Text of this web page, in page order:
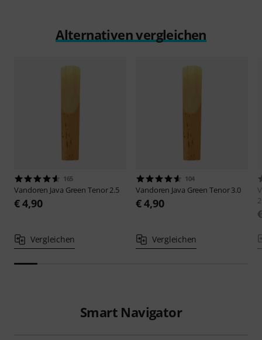
Alternativen vergleichen
165
Vandoren Java Green Tenor 2.5
€ 4,90
Vergleichen
104
Vandoren Java Green Tenor 3.0
€ 4,90
Vergleichen
Smart Navigator